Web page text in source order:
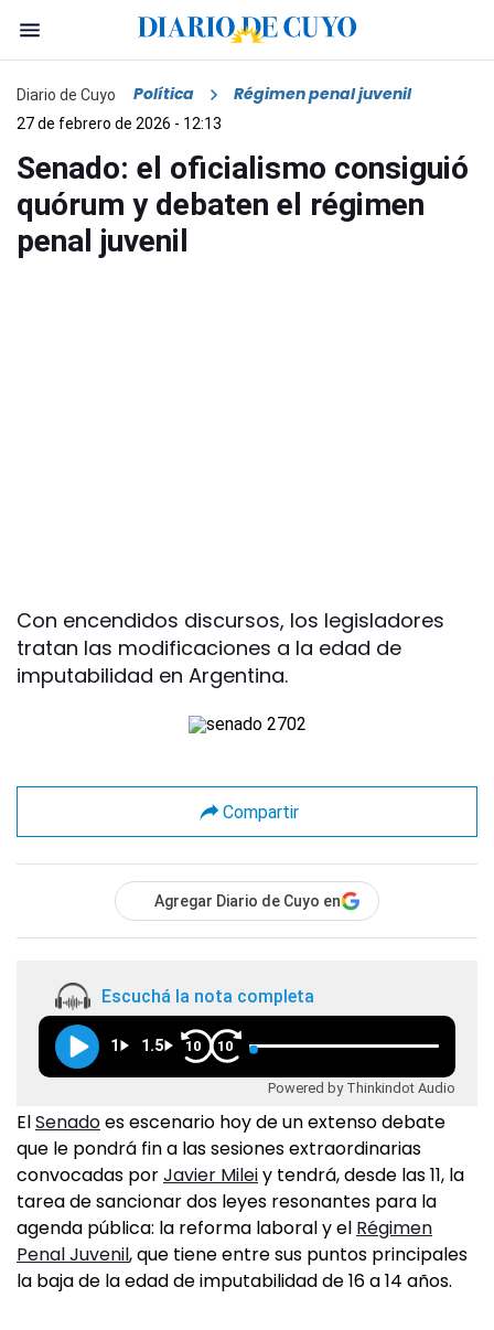
Diario de Cuyo Política Régimen penal juvenil
27 de febrero de 2026 - 12:13
Senado: el oficialismo consiguió
quórum y debaten el régimen
penal juvenil
Con encendidos discursos, los legisladores
tratan las modificaciones a la edad de
imputabilidad en Argentina.
Compartir
Agregar Diario de Cuyo en
Escuchá la nota completa
1 1.5 10 10
Powered by Thinkindot Audio
ElSenadoes escenario hoy de un extenso debate
que le pondrá fin a las sesiones extraordinarias
convocadas porJavier Mileiy tendrá, desde las 11, la
tarea de sancionar dos leyes resonantes para la
agenda pública: la reforma laboral y el Régimen
Penal Juvenil, que tiene entre sus puntos principales
la baja de la edad de imputabilidad de 16 a 14 años.